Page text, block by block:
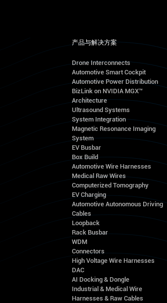
产品与解决方案
Drone Interconnects
Automotive Smart Cockpit
Automotive Power Distribution
BizLink on NVIDIA MGX™
Architecture
Ultrasound Systems
System Integration
Magnetic Resonance Imaging
System
EV Busbar
Box Build
Automotive Wire Harnesses
Medical Raw Wires
Computerized Tomography
EV Charging
Automotive Autonomous Driving
Cables
Loopback
Rack Busbar
WDM
Connectors
High Voltage Wire Harnesses
DAC
AI Docking & Dongle
Industrial & Medical Wire
Harnesses & Raw Cables